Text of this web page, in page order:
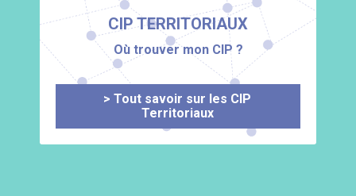
CIP TERRITORIAUX
Où trouver mon CIP ?
> Tout savoir sur les CIP
Territoriaux